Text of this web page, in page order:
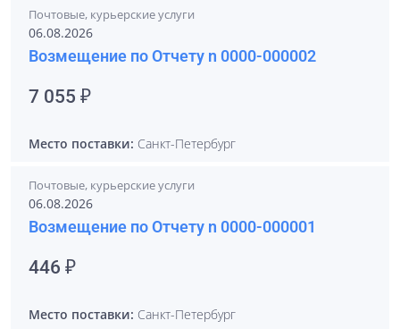
Почтовые, курьерские услуги
06.08.2026
Возмещение по Отчету n 0000-000002
7 055 ₽
Место поставки: Санкт-Петербург
Почтовые, курьерские услуги
06.08.2026
Возмещение по Отчету n 0000-000001
446 ₽
Место поставки: Санкт-Петербург